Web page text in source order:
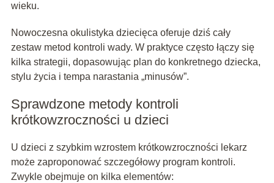
wieku.
Nowoczesna okulistyka dziecięca oferuje dziś cały
zestaw metod kontroli wady. W praktyce często łączy się
kilka strategii, dopasowując plan do konkretnego dziecka,
stylu życia i tempa narastania „minusów”.
Sprawdzone metody kontroli
krótkowzroczności u dzieci
U dzieci z szybkim wzrostem krótkowzroczności lekarz
może zaproponować szczegółowy program kontroli.
Zwykle obejmuje on kilka elementów: